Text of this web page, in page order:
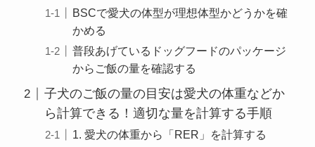
BSCで愛犬の体型が理想体型かどうかを確
かめる
普段あげているドッグフードのパッケージ
からご飯の量を確認する
子犬のご飯の量の目安は愛犬の体重などか
ら計算できる！適切な量を計算する手順
1. 愛犬の体重から「RER」を計算する